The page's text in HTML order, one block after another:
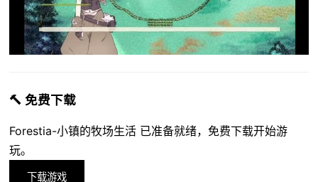
🔨 免费下载
Forestia-小镇的牧场生活 已准备就绪，免费下载开始游
玩。
下载游戏